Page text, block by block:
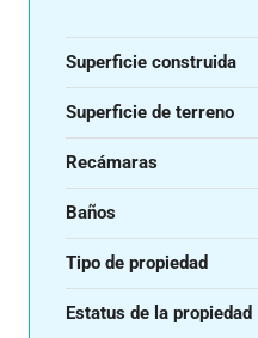
Superficie construida
Superficie de terreno
Recámaras
Baños
Tipo de propiedad
Estatus de la propiedad